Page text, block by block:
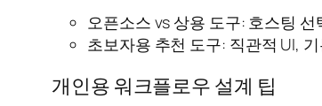
오픈소스 vs 상용 도구: 호스팅
초보자용 추천 도구: 직관적 UI,
개인용 워크플로우 설계 팁